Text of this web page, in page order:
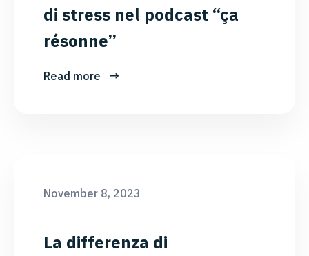
di stress nel podcast “ça
résonne”
Read more
November 8, 2023
La differenza di